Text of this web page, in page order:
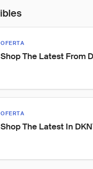
OFERTA
Shop The Latest From
OFERTA
Shop The Latest In